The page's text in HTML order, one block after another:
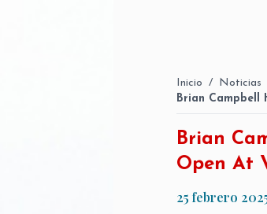
Inicio / Noticias
Brian Campbell
Brian
Open At
25 febrero